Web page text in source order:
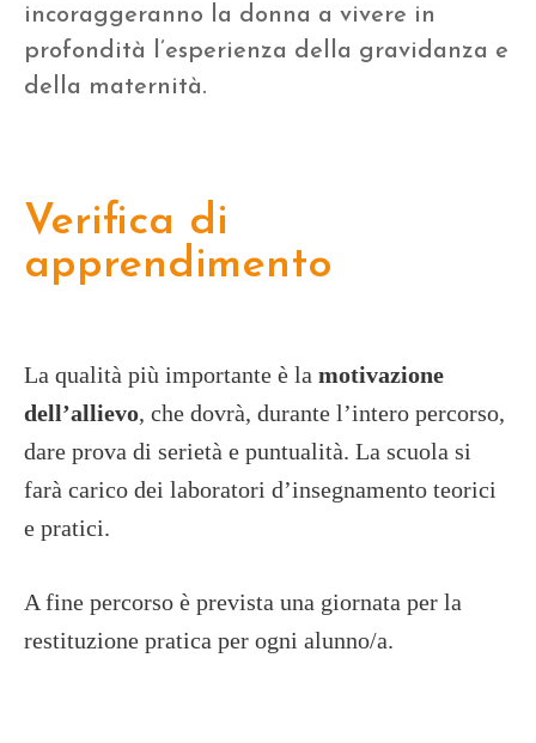
incoraggeranno la donna a vivere in
profondità l’esperienza della gravidanza e
della maternità.
Verifica di
apprendimento
La qualità più importante è la motivazione
dell’allievo, che dovrà, durante l’intero percorso,
dare prova di serietà e puntualità. La scuola si
farà carico dei laboratori d’insegnamento teorici
e pratici.
A fine percorso è prevista una giornata per la
restituzione pratica per ogni alunno/a.